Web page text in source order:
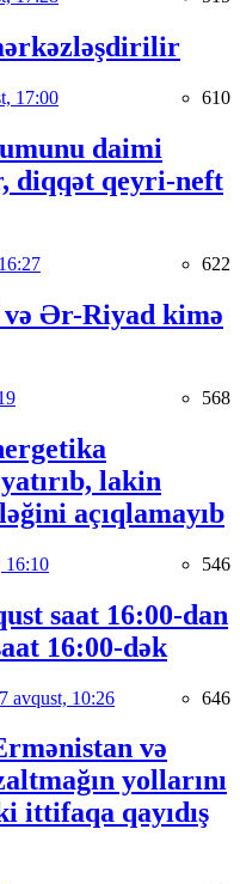
17:00 610
daimi
diqqət qeyri-neft
622
Ər-Riyad kimə
568
lakin
açıqlamayıb
16:10 546
saat 16:00-dan
16:00-dək
avqust, 10:26 646
və
yollarını
ittifaqa qayıdış